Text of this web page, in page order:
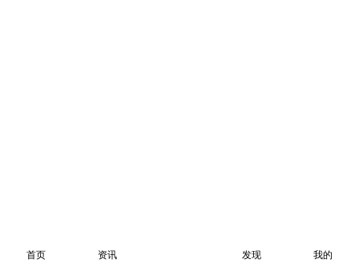
首页 资讯 发现 我的